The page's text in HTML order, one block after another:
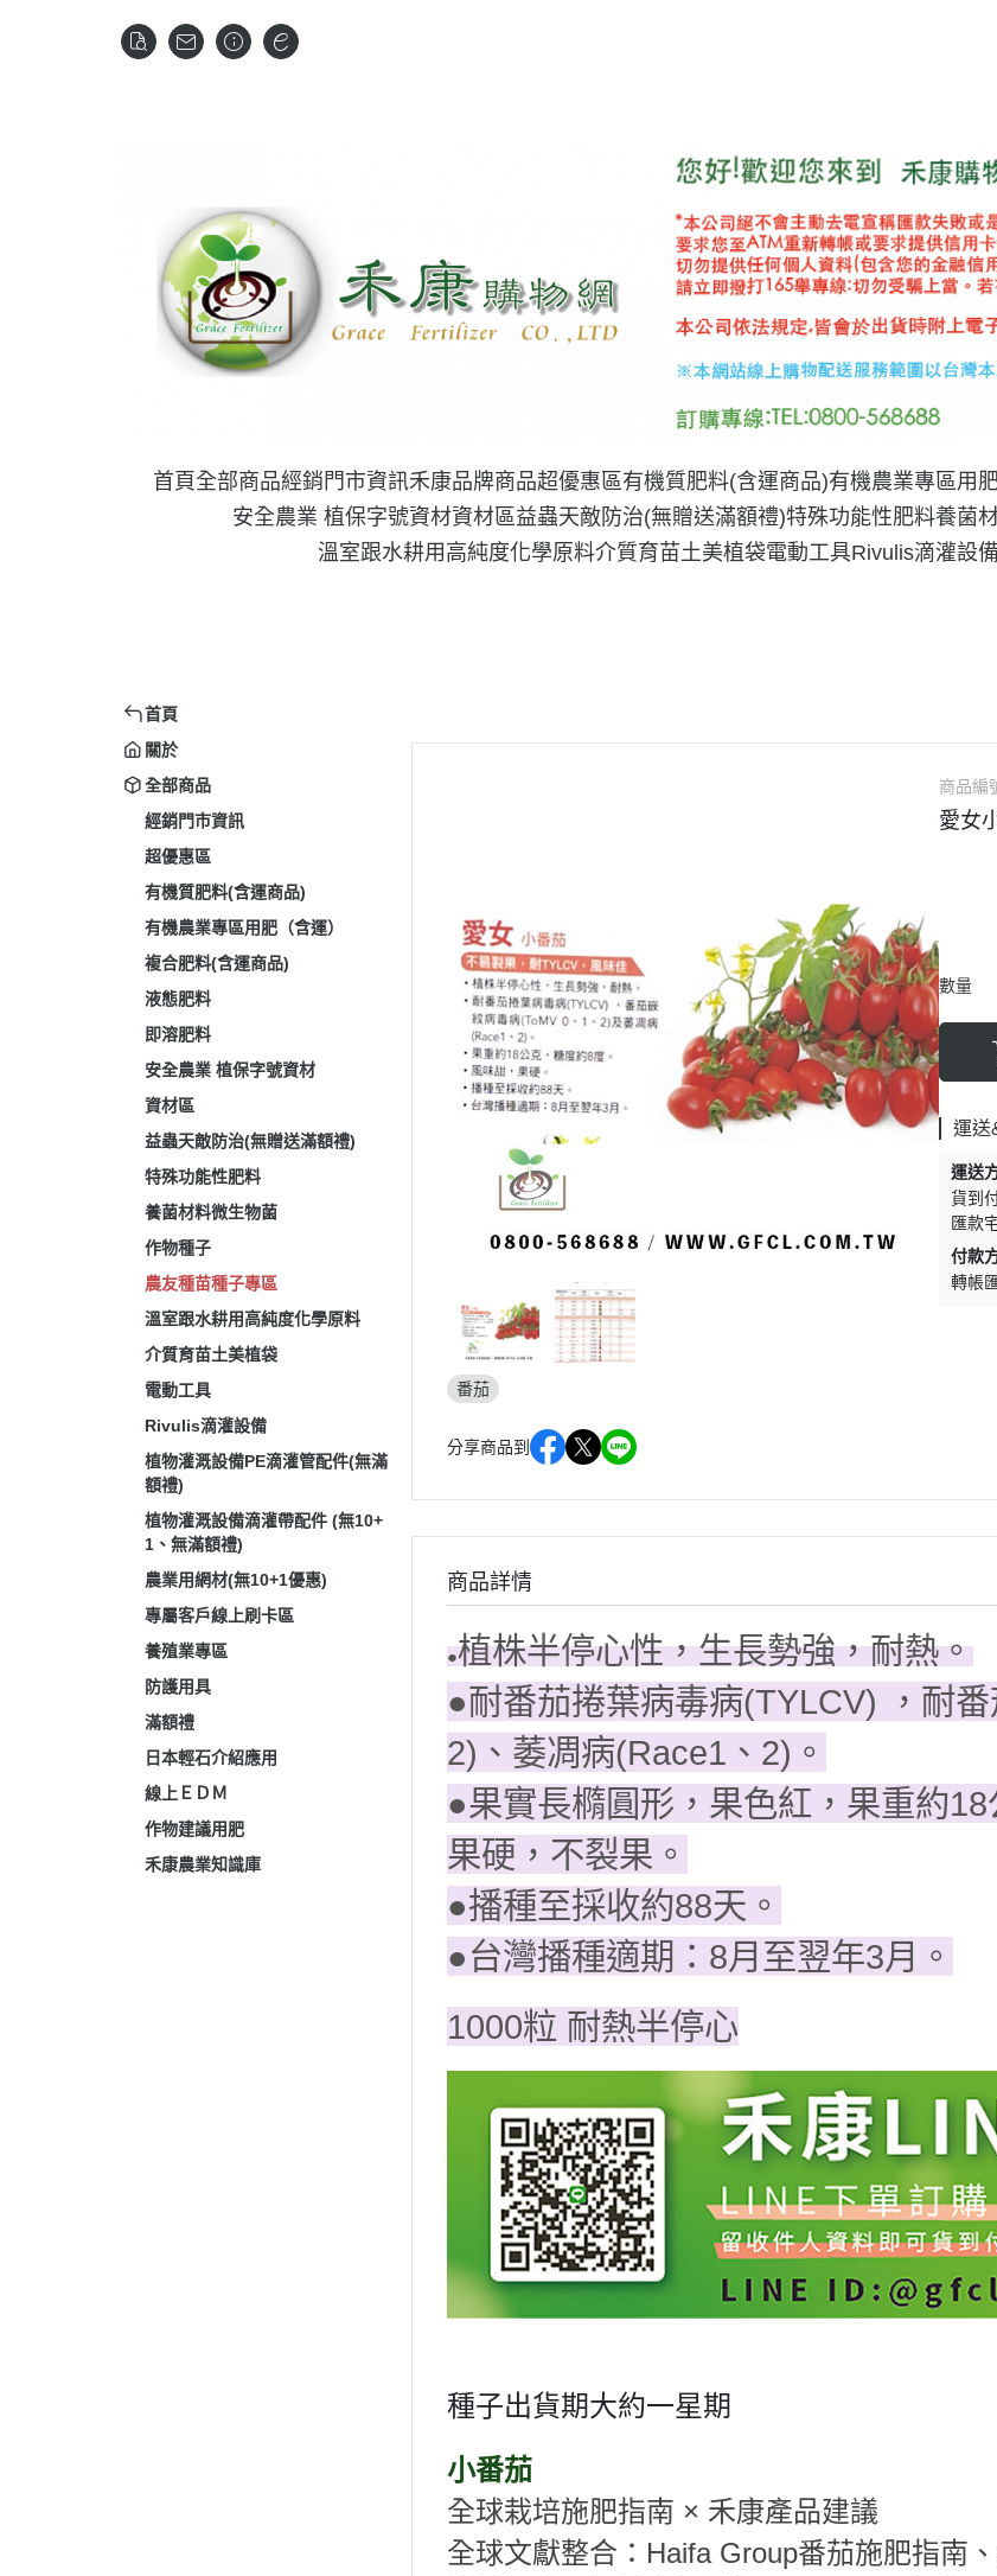
首頁 全部商品經銷門市資訊禾康品牌商品超優惠區有機質肥料(含運商品)有機農業專區用
安全農業 植保字號資材資材區益蟲天敵防治(無贈送滿額禮)特殊功能性肥料養菌
溫室跟水耕用高純度化學原料介質育苗土美植袋電動工具Rivulis滴灌設備
首頁
關於
全部商品
經銷門市資訊
超優惠區
有機質肥料(含運商品)
有機農業專區用肥（含運）
複合肥料(含運商品)
液態肥料
即溶肥料
安全農業 植保字號資材
資材區
益蟲天敵防治(無贈送滿額禮)
特殊功能性肥料
養菌材料微生物菌
作物種子
農友種苗種子專區
溫室跟水耕用高純度化學原料
介質育苗土美植袋
電動工具
Rivulis滴灌設備
植物灌溉設備PE滴灌管配件(無滿
額禮)
植物灌溉設備滴灌帶配件 (無10+
1、無滿額禮)
農業用網材(無10+1優惠)
專屬客戶線上刷卡區
養殖業專區
防護用具
滿額禮
日本輕石介紹應用
線上ＥＤＭ
作物建議用肥
禾康農業知識庫
番茄
分享商品到
商品編
愛女
數量
運送
運送
貨到
匯款
付款
轉帳
商品詳情
●植株半停心性，生長勢強，耐熱。
●耐番茄捲葉病毒病(TYLCV) ，耐
2)、萎凋病(Race1、2)。
●果實長橢圓形，果色紅，果重約
果硬，不裂果。
●播種至採收約88天。
●台灣播種適期：8月至翌年3月。
1000粒 耐熱半停心
種子出貨期大約一星期
小番茄
全球栽培施肥指南 × 禾康產品建議
全球文獻整合： Haifa Group番茄施肥指南